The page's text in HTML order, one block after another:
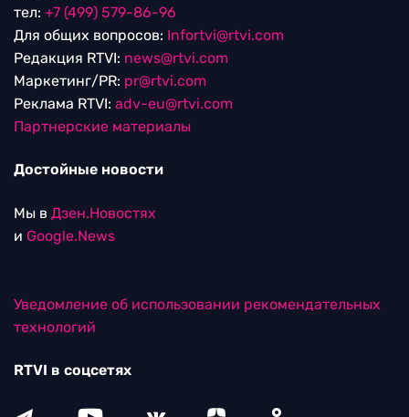
тел: +7 (499) 579-86-96
Для общих вопросов: Infortvi@rtvi.com
Редакция RTVI: news@rtvi.com
Маркетинг/PR: pr@rtvi.com
Реклама RTVI: adv-eu@rtvi.com
Партнерские материалы
Достойные новости
Мы в Дзен.Новостях
и Google.News
Уведомление об использовании рекомендательных
технологий
RTVI в соцсетях